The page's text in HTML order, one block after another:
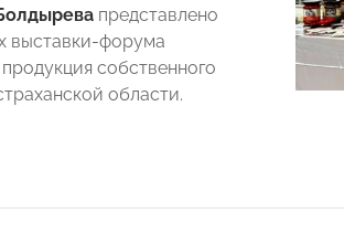
представлено
выставки-форума
собственного
области.